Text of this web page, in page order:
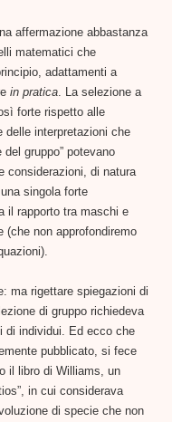
affermazione abbastanza
matematici che
adattamenti a
in pratica . La selezione a
forte rispetto alle
delle interpretazioni che
gruppo” potevano
considerazioni, di natura
singola forte
il rapporto tra maschi e
(che non approfondiremo
ma rigettare spiegazioni di
di gruppo richiedeva
di individui. Ed ecco che
pubblicato, si fece
il libro di Williams, un
in cui considerava
di specie che non